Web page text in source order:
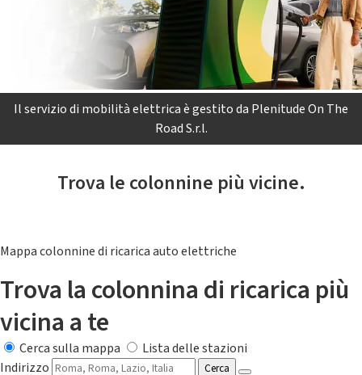
Il servizio di mobilità elettrica è gestito da Plenitude On The
Road S.r.l.
Trova le colonnine più vicine.
Mappa colonnine di ricarica auto elettriche
Trova la colonnina di ricarica più
vicina a te
Cerca sulla mappa
Lista delle stazioni
Indirizzo
Cerca